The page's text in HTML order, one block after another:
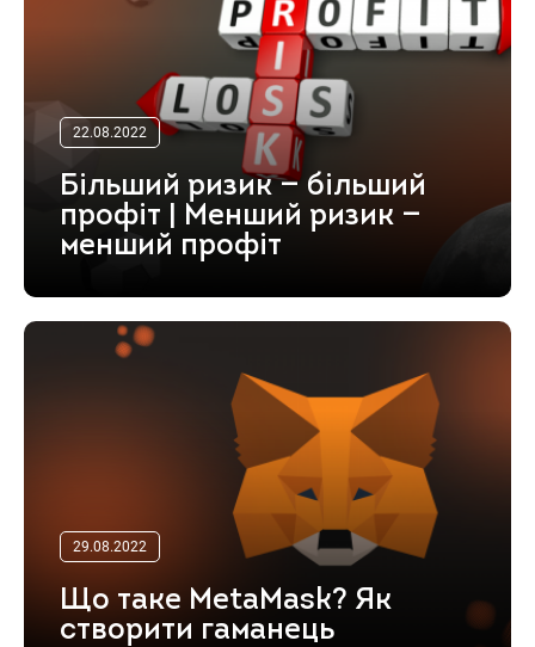
Увійти | Реєстрація
22.08.2022
Більший ризик — більший
профіт | Менший ризик —
менший профіт
29.08.2022
Що таке MetaMask? Як
створити гаманець